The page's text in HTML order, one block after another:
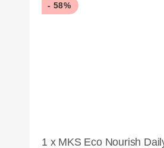
- 58%
1 x MKS Eco Nourish Daily Shampoo High Tide